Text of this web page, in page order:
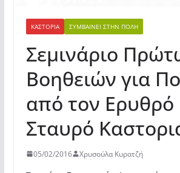
ΚΑΣΤΟΡΙΆ ΣΥΜΒΑΊΝΕΙ ΣΤΗΝ ΠΌΛΗ
Σεμινάριο
Βοηθειών για
από τον Ερυθρό
Σταυρό
05/02/2016 Χρυσούλα Κυρατζή